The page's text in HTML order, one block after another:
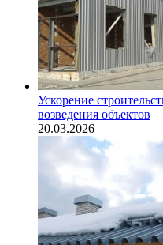
Ускорение
возведения объектов
20.03.2026